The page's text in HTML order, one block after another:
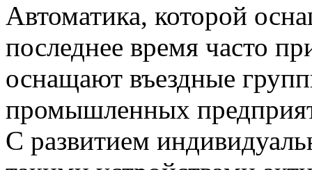
Автоматика, которой
последнее время часто
оснащают въездные
промышленных
С развитием